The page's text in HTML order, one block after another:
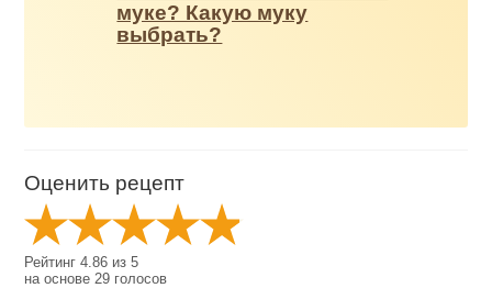
муке? Какую муку
выбрать?
Оценить рецепт
Рейтинг4.86 из5
на основе 29 голосов